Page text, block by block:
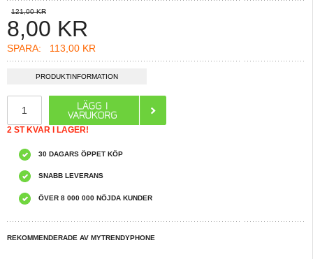
121,00 KR
8,00 KR
SPARA: 113,00 KR
PRODUKTINFORMATION
2 ST KVAR I LAGER!
30 DAGARS ÖPPET KÖP
SNABB LEVERANS
ÖVER 8 000 000 NÖJDA KUNDER
REKOMMENDERADE AV MYTRENDYPHONE